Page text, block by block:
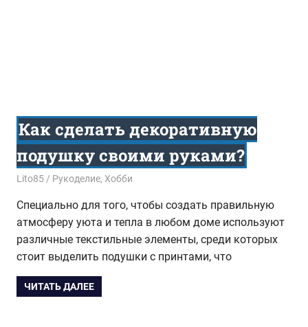
Как сделать декоративную
подушку своими руками?
26.01.2016
Lito85 Рукоделие, Хобби
Специально для того, чтобы создать правильную
атмосферу уюта и тепла в любом доме используют
различные текстильные элементы, среди которых
стоит выделить подушки с принтами, что
ЧИТАТЬ ДАЛЕЕ